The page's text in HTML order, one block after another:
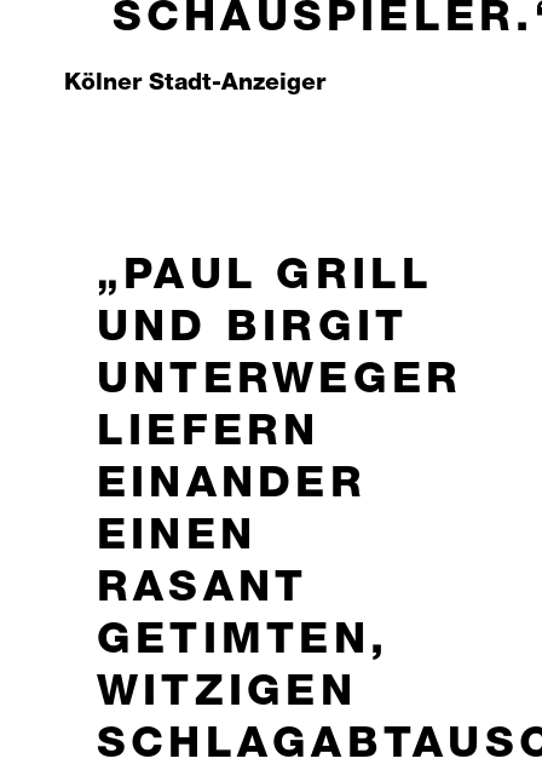
SCHAUSPIELER.
Kölner Stadt-Anzeiger
PAUL GRILL
UND BIRGIT
UNTERWEGER
LIEFERN
EINANDER
EINEN
RASANT
GETIMTEN,
WITZIGEN